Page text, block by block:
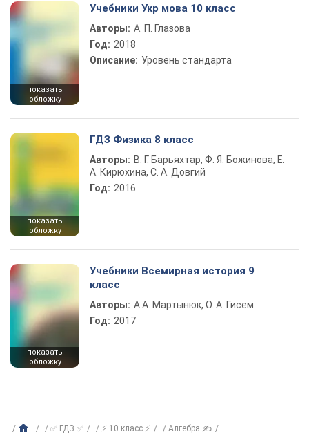
показать
обложку
Учебники Укр мова 10 класс
Авторы: А. П. Глазова
Год: 2018
Описание: Уровень стандарта
показать
обложку
ГДЗ Физика 8 класс
Авторы: В. Г. Барьяхтар, Ф. Я. Божинова, Е.
А. Кирюхина, С. А. Довгий
Год: 2016
показать
обложку
Учебники Всемирная история 9
класс
Авторы: А.А. Мартынюк, О. А. Гисем
Год: 2017
✅ ГДЗ ✅ ⚡ 10 класс ⚡
Алгебра ✍